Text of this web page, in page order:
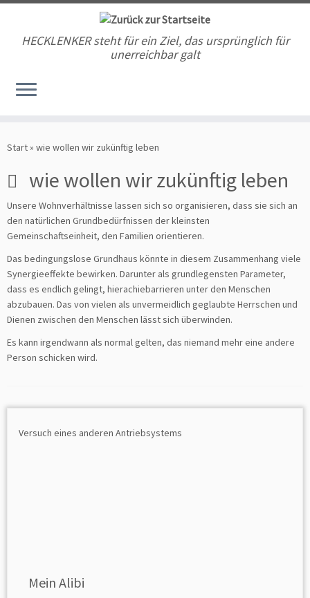
Inhalt
HECKLENKER steht für ein Ziel, das ursprünglich für
unerreichbar galt
Start» wie wollen wir zukünftig leben
wie wollen wir zukünftig leben
Unsere Wohnverhältnisse lassen sich so organisieren, dass sie sich an
den natürlichen Grundbedürfnissen der kleinsten
Gemeinschaftseinheit, den Familien orientieren.
Das bedingungslose Grundhaus könnte in diesem Zusammenhang viele
Synergieeffekte bewirken. Darunter als grundlegensten Parameter,
dass es endlich gelingt, hierachiebarrieren unter den Menschen
abzubauen. Das von vielen als unvermeidlich geglaubte Herrschen und
Dienen zwischen den Menschen lässt sich überwinden.
Es kann irgendwann als normal gelten, das niemand mehr eine andere
Person schicken wird.
Mein Alibi